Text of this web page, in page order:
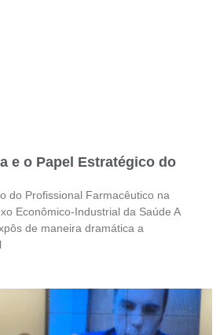
e o Papel Estratégico do
do Profissional Farmacêutico na
Econômico-Industrial da Saúde A
de maneira dramática a